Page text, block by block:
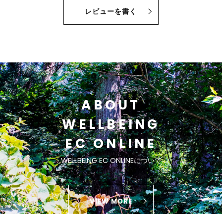
レビューを書く
ABOUT
WELLBEING
EC ONLINE
WELLBEING EC ONLINEについて
VIEW MORE